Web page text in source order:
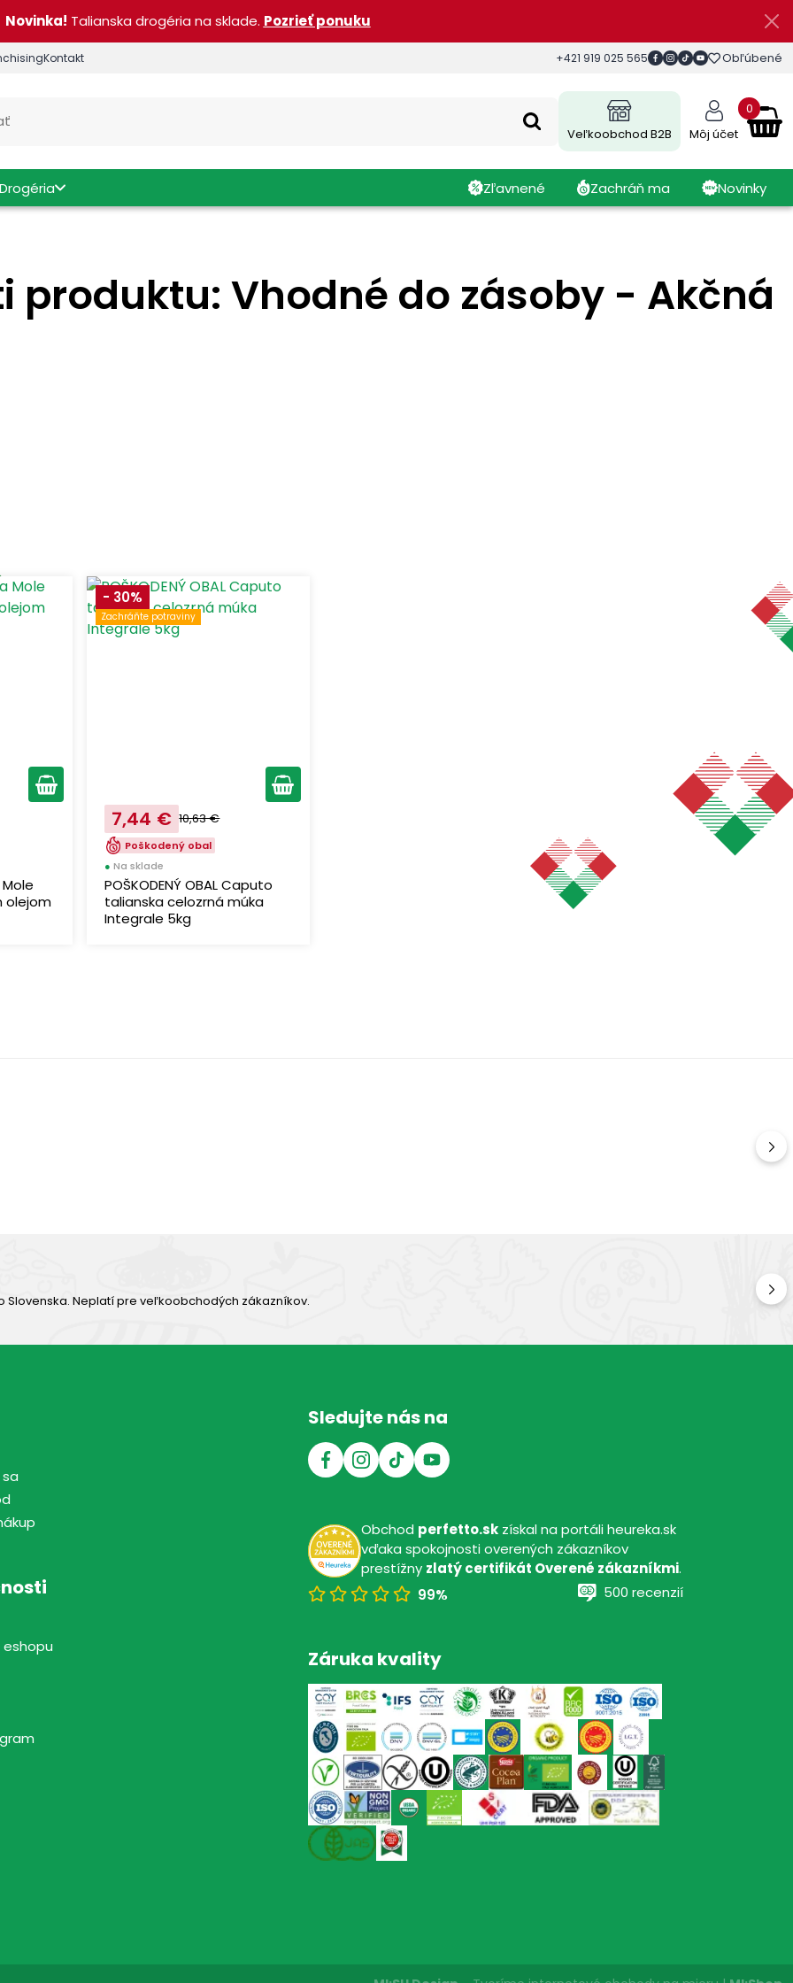
Novinka! Talianska drogéria na sklade. Pozrieť ponuku
Kontakt +421 919 025 565 Obľúbené
Veľkoobchod B2B Môj účet
0
Drogéria Zľavnené Zachráň ma Novinky
Vhodné do zásoby - Akčná
Mole
olejom
- 30%
Zachráňte potraviny
7,44 € 10,63 €
Poškodený obal
●Na sklade
POŠKODENÝ OBAL Caputo
talianska celozrná múka
Integrale 5kg
Neplatí pre veľkoobchodých zákazníkov.
Záruka kvality
Sledujte nás na
Obchod perfetto.skzískal na portáli heureka.sk
vďaka spokojnosti overených zákazníkov
prestížny zlatý certifikát Overené zákazníkmi.
99%
500 recenzií